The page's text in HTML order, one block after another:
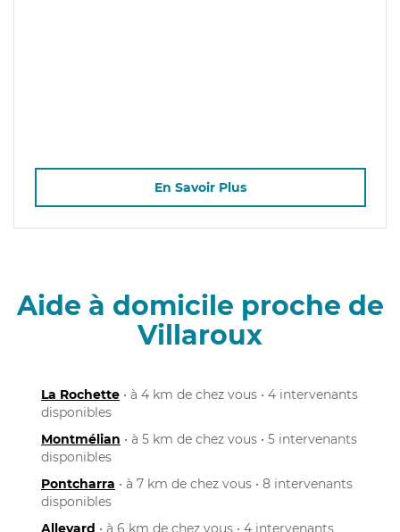
En Savoir Plus
Aide à domicile proche de
Villaroux
La Rochette • à 4 km de chez vous • 4 intervenants
disponibles
Montmélian • à 5 km de chez vous • 5 intervenants
disponibles
Pontcharra • à 7 km de chez vous • 8 intervenants
disponibles
Allevard • à 6 km de chez vous • 4 intervenants